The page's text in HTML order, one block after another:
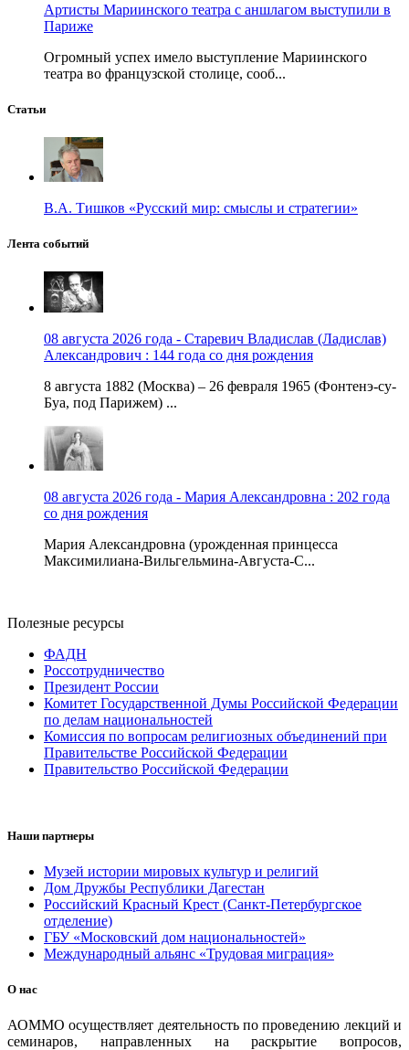
Артисты Мариинского театра с аншлагом выступили в
Париже
Огромный успех имело выступление Мариинского
театра во французской столице, сооб...
Статьи
В.А. Тишков «Русский мир: смыслы и стратегии»
Лента событий
08 августа 2026 года - Старевич Владислав (Ладислав)
Александрович : 144 года со дня рождения
8 августа 1882 (Москва) – 26 февраля 1965 (Фонтенэ-су-
Буа, под Парижем) ...
08 августа 2026 года - Мария Александровна : 202 года
со дня рождения
Мария Александровна (урожденная принцесса
Максимилиана-Вильгельмина-Августа-С...
Полезные ресурсы
ФАДН
Россотрудничество
Президент России
Комитет Государственной Думы Российской Федерации
по делам национальностей
Комиссия по вопросам религиозных объединений при
Правительстве Российской Федерации
Правительство Российской Федерации
Наши партнеры
Музей истории мировых культур и религий
Дом Дружбы Республики Дагестан
Российский Красный Крест (Санкт-Петербургское
отделение)
ГБУ «Московский дом национальностей»
Международный альянс «Трудовая миграция»
О нас
АОММО осуществляет деятельность по проведению лекций и
семинаров, направленных на раскрытие вопросов,